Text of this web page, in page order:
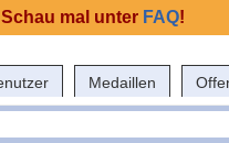
Medaillen
mal unter FAQ!